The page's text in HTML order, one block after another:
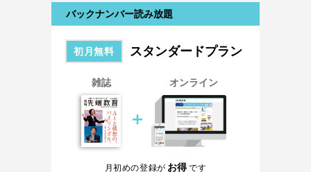
バックナンバー読み放題
初月無料 スタンダードプラン
雑誌
＋
オンライン
月初めの登録が お得です